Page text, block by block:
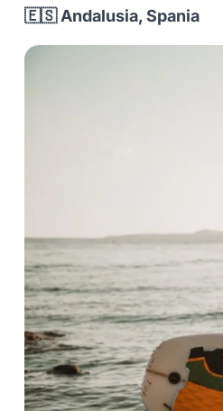
🇪🇸 Andalusia, Spania